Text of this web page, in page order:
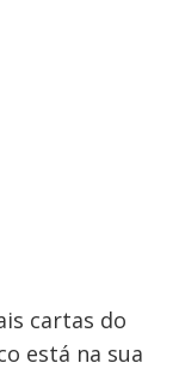
cartas do
está na sua